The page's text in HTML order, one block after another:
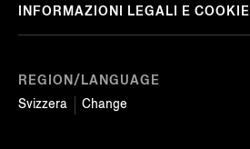
REGION/LANGUAGE
Svizzera
Change
INFORMAZIONI LEGALI E COOKIE